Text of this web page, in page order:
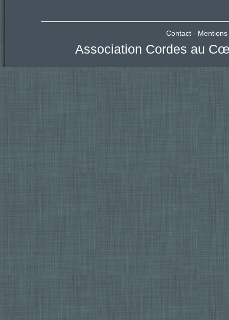
Contact -
Association Cordes au